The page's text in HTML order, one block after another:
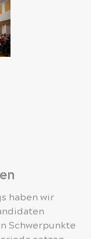
haben wir
Schwerpunkte